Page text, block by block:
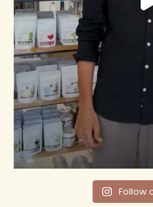
Follow